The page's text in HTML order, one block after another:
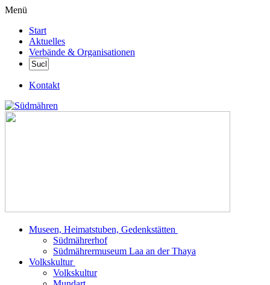
Menü
Start
Aktuelles
Verbände & Organisationen
Kontakt
Museen, Heimatstuben, Gedenkstätten
Südmährerhof
Südmährermuseum Laa an der Thaya
Volkskultur
Volkskultur